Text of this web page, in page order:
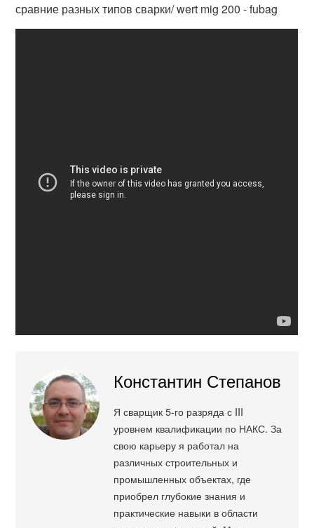
сравние разных типов сварки/ wert mig 200 - fubag
Константин Степанов
Я сварщик 5-го разряда с III
уровнем квалификации по НАКС. За
свою карьеру я работал на
различных строительных и
промышленных объектах, где
приобрел глубокие знания и
практические навыки в области